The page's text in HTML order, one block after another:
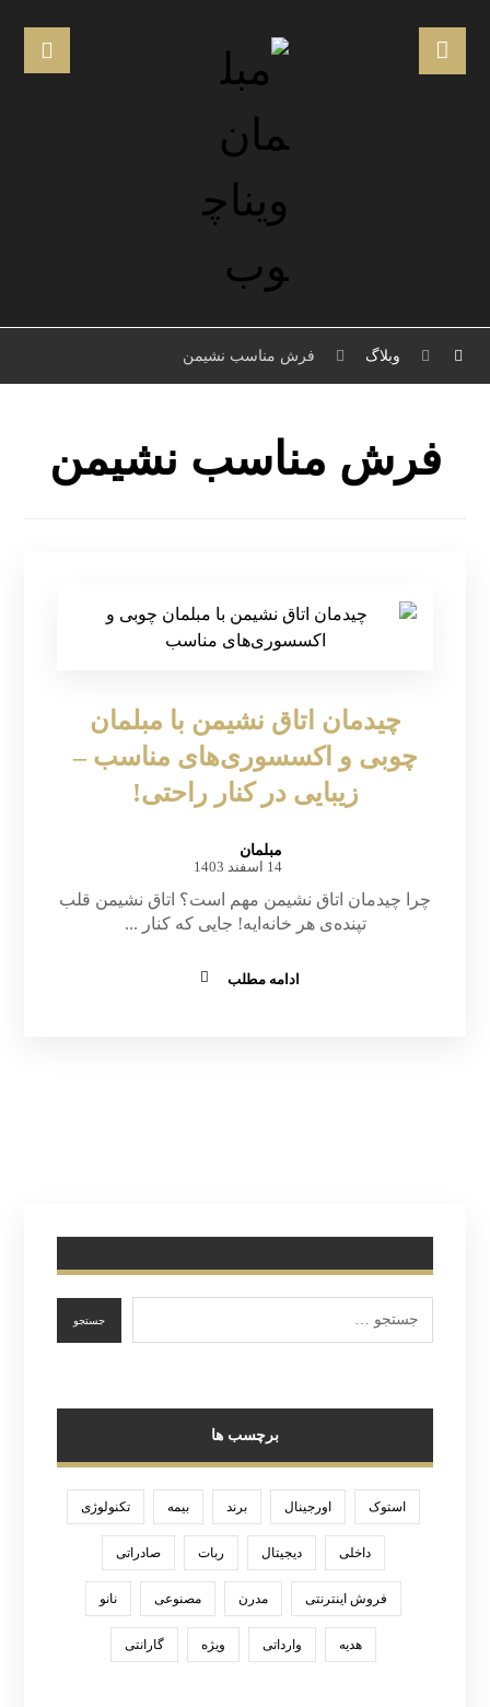
وبلاگ فرش مناسب نشیمن
فرش مناسب نشیمن
چیدمان اتاق نشیمن با مبلمان
چوبی و اکسسوری‌های مناسب –
زیبایی در کنار راحتی!
مبلمان
14 اسفند 1403
چرا چیدمان اتاق نشیمن مهم است؟ اتاق نشیمن قلب
تپنده‌ی هر خانه‌ایه! جایی که کنار ...
ادامه مطلب
برچسب ها
استوک اورجینال برند بیمه تکنولوژی
داخلی دیجیتال ربات صادراتی
فروش اینترنتی مدرن مصنوعی نانو
هدیه وارداتی ویژه گارانتی